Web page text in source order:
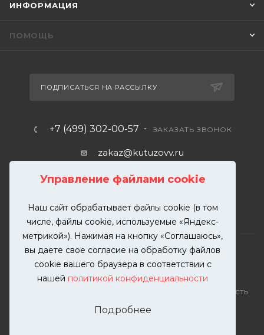
Управление файлами cookie
Наш сайт обрабатывает файлы cookie (в том
числе, файлы cookie, используемые «Яндекс-
метрикой»). Нажимая на кнопку «Соглашаюсь»,
вы даете свое согласие на обработку файлов
cookie вашего браузера в соответствии с
нашей политикой конфиденциальности
Подробнее
ИНФОРМАЦИЯ
ПОМОЩЬ
ПОДПИСАТЬСЯ НА РАССЫЛКУ
+7 (499) 302-00-57 ЗАКАЗАТЬ ЗВОНОК
zakaz@kutuzovv.ru
г. Москва, Краснобогатырская
улица, 89, стр. 1.
2026 © KUTUZOVV | Кузовной ремонт и покраска
автомобилей. Вся информация на сайте – собственность
ООО "КУТУЗОВВ"
Публикация информации с сайта KUTUZOVV.RU без